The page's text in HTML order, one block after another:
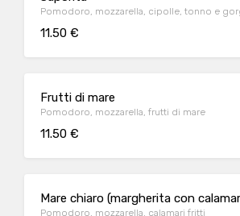
Pomodoro, mozzarella, cipolle, tonno e
11.50 €
Frutti di mare
Pomodoro, mozzarella, frutti di mare
11.50 €
Mare chiaro (margherita con
Pomodoro, mozzarella, calamari fritti